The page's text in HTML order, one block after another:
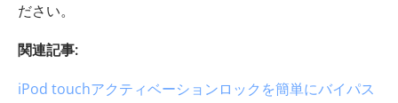
ださい。
関連記事:
iPod touchアクティベーションロックを簡単にバイパス